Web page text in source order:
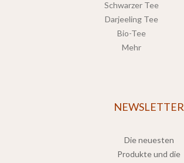
Schwarzer Tee
Darjeeling Tee
Bio-Tee
Mehr
NEWSLETTER
Die neuesten
Produkte und die